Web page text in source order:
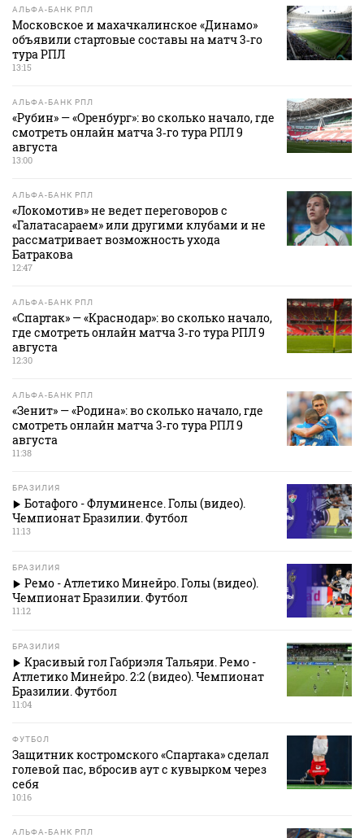
АЛЬФА-БАНК РПЛ
Московское и махачкалинское «Динамо»
объявили стартовые составы на матч 3‑го
тура РПЛ
13:15
АЛЬФА-БАНК РПЛ
«Рубин» — «Оренбург»: во сколько начало, где
смотреть онлайн матча 3‑го тура РПЛ 9
августа
13:00
АЛЬФА-БАНК РПЛ
«Локомотив» не ведет переговоров с
«Галатасараем» или другими клубами и не
рассматривает возможность ухода
Батракова
12:47
АЛЬФА-БАНК РПЛ
«Спартак» — «Краснодар»: во сколько начало,
где смотреть онлайн матча 3‑го тура РПЛ 9
августа
12:30
АЛЬФА-БАНК РПЛ
«Зенит» — «Родина»: во сколько начало, где
смотреть онлайн матча 3‑го тура РПЛ 9
августа
11:38
БРАЗИЛИЯ
Ботафого - Флуминенсе. Голы (видео).
Чемпионат Бразилии. Футбол
11:13
БРАЗИЛИЯ
Ремо - Атлетико Минейро. Голы (видео).
Чемпионат Бразилии. Футбол
11:12
БРАЗИЛИЯ
Красивый гол Габриэля Тальяри. Ремо -
Атлетико Минейро. 2:2 (видео). Чемпионат
Бразилии. Футбол
11:04
ФУТБОЛ
Защитник костромского «Спартака» сделал
голевой пас, вбросив аут с кувырком через
себя
10:16
АЛЬФА-БАНК РПЛ